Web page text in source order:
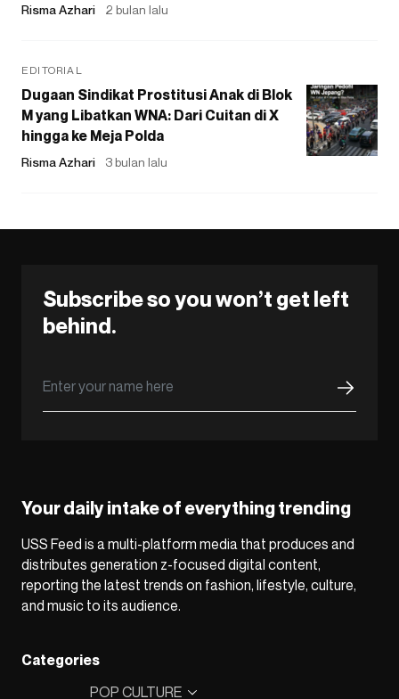
Risma Azhari 2 bulan lalu
EDITORIAL
Dugaan Sindikat Prostitusi Anak di Blok
M yang Libatkan WNA: Dari Cuitan di X
hingga ke Meja Polda
Risma Azhari 3 bulan lalu
Subscribe so you won’t get left
behind.
Your daily intake of everything trending
USS Feed is a multi-platform media that produces and
distributes generation z-focused digital content,
reporting the latest trends on fashion, lifestyle, culture,
and music to its audience.
Categories
POP CULTURE